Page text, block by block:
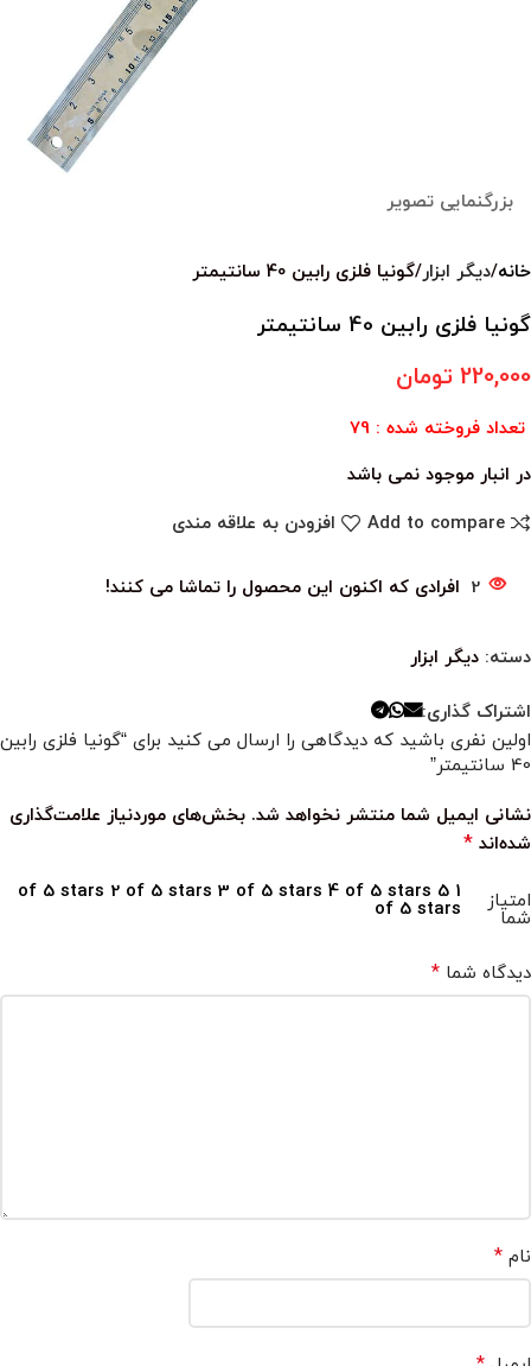
بزرگنمایی تصویر
خانه دیگر ابزار گونیا فلزی رابین 40 سانتیمتر
گونیا فلزی رابین 40 سانتیمتر
220,000 تومان
تعداد فروخته شده : 79
در انبار موجود نمی باشد
Add to compare
افزودن به علاقه مندی
2 افرادی که اکنون این محصول را تماشا می کنند!
دسته: دیگر ابزار
اشتراک گذاری:
اولین نفری باشید که دیدگاهی را ارسال می کنید برای “گونیا فلزی رابین
40 سانتیمتر”
نشانی ایمیل شما منتشر نخواهد شد. بخش‌های موردنیاز علامت‌گذاری
شده‌اند *
امتیاز
شما
1 of 5 stars
2 of 5 stars 3 of 5 stars 4 of 5 stars 5
of 5 stars
دیدگاه شما *
نام *